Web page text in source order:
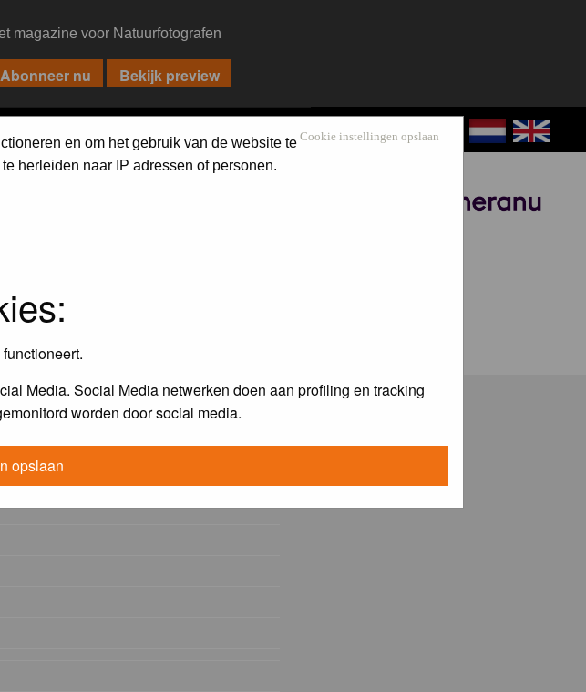
magazine voor Natuurfotografen
Cookie instellingen opslaan
en om het gebruik van de website te
herleiden naar IP adressen of personen.
Media. Social Media netwerken doen aan profiling en tracking
worden door social media.
opslaan